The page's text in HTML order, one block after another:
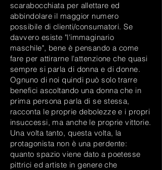
scarabocchiata per allettare ed
abbindolare il maggior numero
possibile di clienti/consumatori. Se
davvero esiste "l'immaginario
maschile", bene è pensando a come
fare per attirarne l'attenzione che quasi
sempre si parla di donna e di donne.
Ognuno di noi quindi può solo trarre
benefici ascoltando una donna che in
prima persona parla di se stessa,
racconta le proprie debolezze e i propri
insuccessi, ma anche le proprie vittorie.
Una volta tanto, questa volta, la
protagonista non è una perdente:
quanto spazio viene dato a poetesse
pittrici ed artiste in genere che